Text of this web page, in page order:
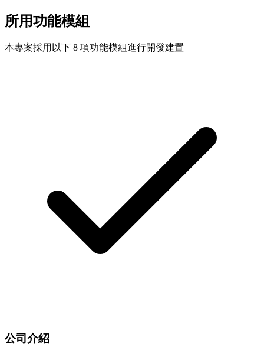
所用功能模組
本專案採用以下 8 項功能模組進行開發建置
公司介紹